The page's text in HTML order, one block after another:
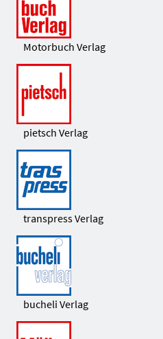
Motorbuch Verlag
pietsch Verlag
transpress Verlag
bucheli Verlag